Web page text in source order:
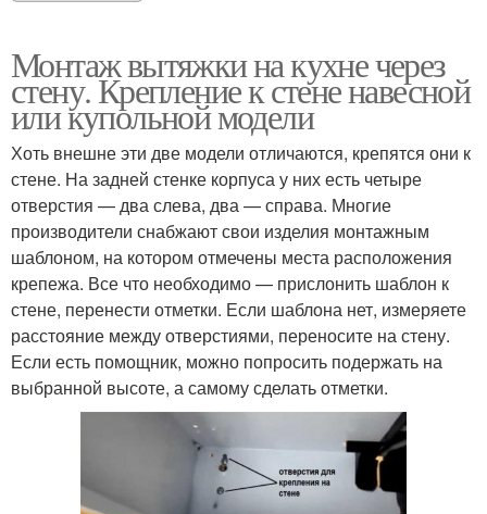
Монтаж вытяжки на кухне через
стену. Крепление к стене навесной
или купольной модели
Хоть внешне эти две модели отличаются, крепятся они к
стене. На задней стенке корпуса у них есть четыре
отверстия — два слева, два — справа. Многие
производители снабжают свои изделия монтажным
шаблоном, на котором отмечены места расположения
крепежа. Все что необходимо — прислонить шаблон к
стене, перенести отметки. Если шаблона нет, измеряете
расстояние между отверстиями, переносите на стену.
Если есть помощник, можно попросить подержать на
выбранной высоте, а самому сделать отметки.